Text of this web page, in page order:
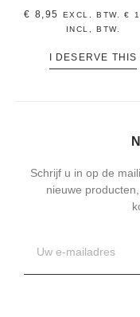
€ 8,95 EXCL. BTW.€
INCL, BTW.
I DESERVE THIS
Schrijf u in op de
nieuwe